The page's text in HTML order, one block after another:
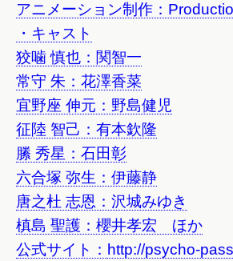
アニメーション制作：
・キャスト
狡噛 慎也：関智一
常守 朱：花澤香菜
宜野座 伸元：野島健児
征陸 智己：有本欽隆
縢 秀星：石田彰
六合塚 弥生：伊藤静
唐之杜 志恩：沢城みゆき
槙島 聖護：櫻井孝宏 ほか
公式サイト： http://psycho-